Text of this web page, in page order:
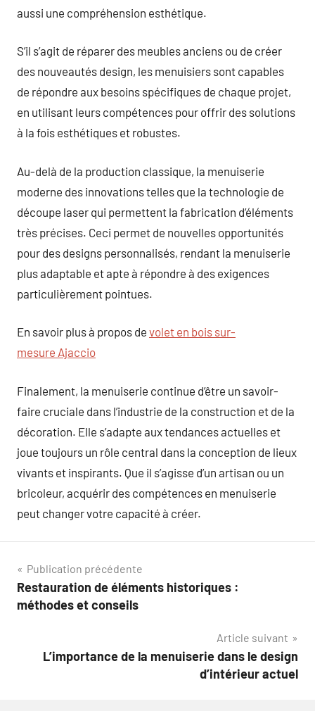
aussi une compréhension esthétique.
S’il s’agit de réparer des meubles anciens ou de créer
des nouveautés design, les menuisiers sont capables
de répondre aux besoins spécifiques de chaque projet,
en utilisant leurs compétences pour offrir des solutions
à la fois esthétiques et robustes.
Au-delà de la production classique, la menuiserie
moderne des innovations telles que la technologie de
découpe laser qui permettent la fabrication d’éléments
très précises. Ceci permet de nouvelles opportunités
pour des designs personnalisés, rendant la menuiserie
plus adaptable et apte à répondre à des exigences
particulièrement pointues.
En savoir plus à propos de volet en bois sur-
mesure Ajaccio
Finalement, la menuiserie continue d’être un savoir-
faire cruciale dans l’industrie de la construction et de la
décoration. Elle s’adapte aux tendances actuelles et
joue toujours un rôle central dans la conception de lieux
vivants et inspirants. Que il s’agisse d’un artisan ou un
bricoleur, acquérir des compétences en menuiserie
peut changer votre capacité à créer.
Navigation
de
Publication précédente
Restauration de éléments historiques :
méthodes et conseils
Article suivant
L’importance de la menuiserie dans le design
d’intérieur actuel